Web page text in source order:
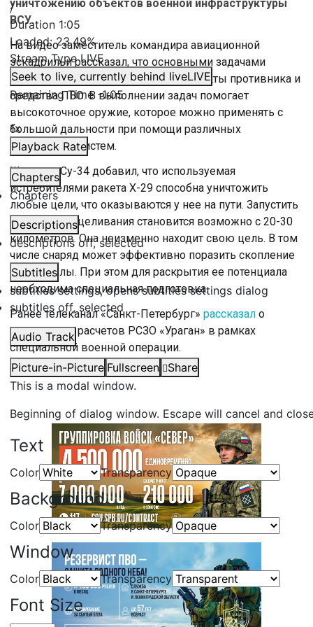
/
Duration 1:05
Loaded:23.49%
Stream TypeLIVE
Seek to live, currently behind liveLIVE
Remaining Time -1:05
1x
Playback Rate
Chapters
Chapters
Descriptions
descriptions off, selected
Subtitles
subtitles settings, opens subtitles settings dialog
subtitles off, selected
Audio Track
Picture-in-Picture Fullscreen
Share
This is a modal window.
Beginning of dialog window. Escape will cancel and
Text
Color Transparency
Background
Color Transparency
Window
Color Transparency
Font Size
уничтожению объектов военной инфраструктуры
ВСУ.
На видео заместитель командира авиационной
эскадрильи рассказал, что основными задачами
экипажей становятся наземные объекты противника и
средства ПВО. В выполнении задач помогает
высокоточное оружие, которое можно применять с
большой дальности при помощи различных
прицельных систем.
Штурман Су-34 добавил, что используемая
истребителями ракета Х-29 способна уничтожить
любые цели, что оказываются у нее на пути. Запустить
ее после прицеливания становится возможно с 20-30
километров. Она неизменно находит свою цель. В том
числе снаряд может эффективно поразить скопление
живой силы. При этом для раскрытия ее потенциала
необходима специальная подготовка.
Ранее телеканал «Санкт-Петербург» рассказал о
применении расчетов РСЗО «Ураган» в рамках
специальной военной операции.
#СВО